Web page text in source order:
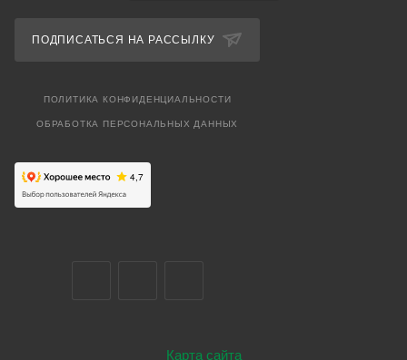
ПОДПИСАТЬСЯ НА РАССЫЛКУ
ПОЛИТИКА КОНФИДЕНЦИАЛЬНОСТИ
ОБРАБОТКА ПЕРСОНАЛЬНЫХ ДАННЫХ
Карта сайта